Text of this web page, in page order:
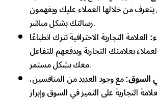
من خلالها العملاء عليك ويفهمون
رسالتك بشكل مباشر.
العلامة التجارية الاحترافية تترك انطباعًا
بعلامتك التجارية ويدفعهم للتفاعل
معك بشكل مستمر.
السوق: مع وجود العديد من المنافسين،
التجارية على التميز في السوق وإبراز